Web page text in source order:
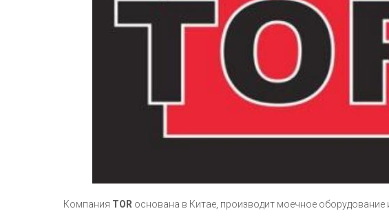
Компания TOR основана в Китае, производит моечное